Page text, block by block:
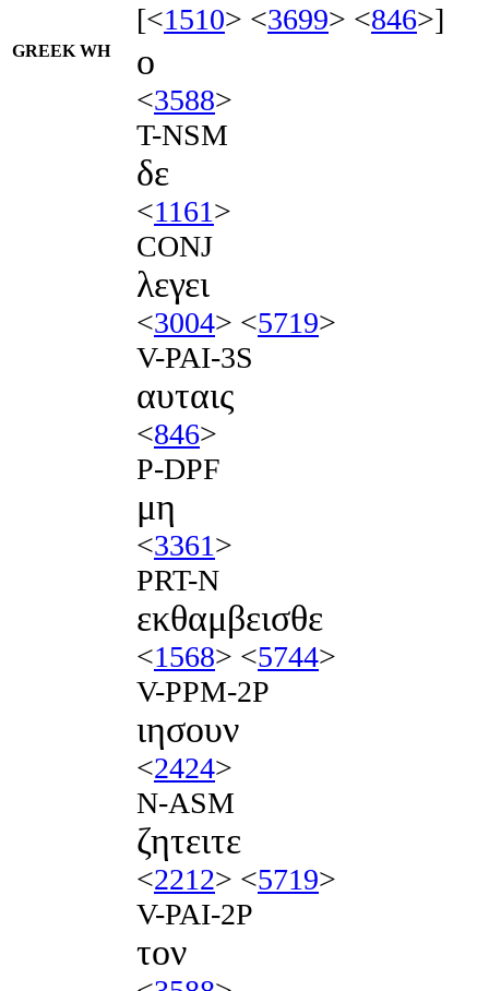
[<1510> <3699> <846>]
GREEK WH ο
<3588>
T-NSM
δε
<1161>
CONJ
λεγει
<3004> <5719>
V-PAI-3S
αυταις
<846>
P-DPF
μη
<3361>
PRT-N
εκθαμβεισθε
<1568> <5744>
V-PPM-2P
ιησουν
<2424>
N-ASM
ζητειτε
<2212> <5719>
V-PAI-2P
τον